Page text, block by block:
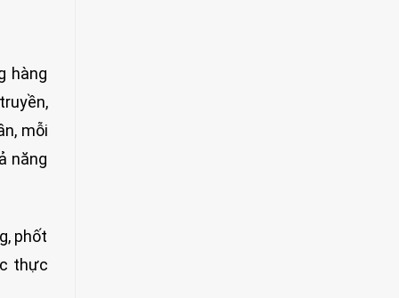
hàng
mỗi
năng
phốt
thực